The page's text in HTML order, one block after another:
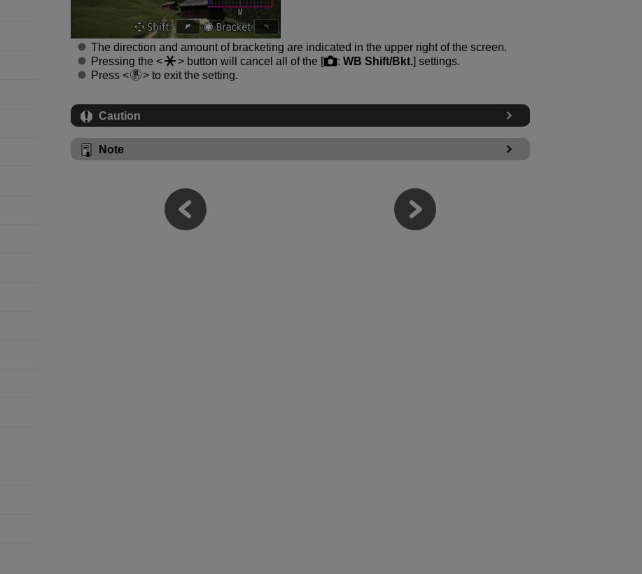
The direction and amount of bracketing are indicated in the upper right of the screen.
Pressing the
button will cancel all of the [ : WB Shift/Bkt.] settings.
Press
to exit the setting.
Caution
Note